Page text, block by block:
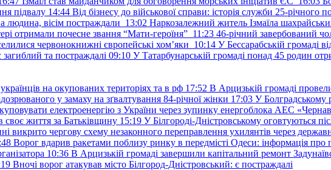
підвалу 14:44 Від бізнесу до військової справи: історія служби 25-
людина, вісім постраждали 13:02 Наркозалежний житель Ізмаїла
отримали почесне звання “Мати-героїня” 11:23 46-річний завербований
червонокнижні європейські хом’яки 10:14 У Бессарабській громаді
та постраждалі 09:10 У Татарбунарській громаді понад 45 родин
на окупованих територіях та в рф 17:52 В Арцизькій громаді
у замаху на зґвалтування 84-річної жінки 17:03 У Болградському
електроенергію з України через зупинку енергоблока АЕС
своє життя за Батьківщину 15:19 У Білгороді-Дністровському оговтуються
викрито чергову схему незаконного переправлення ухилянтів через
Ворог вдарив ракетами поблизу ринку в передмісті Одеси: інформація
10:36 В Арцизькій громаді завершили капітальний ремонт
Вночі ворог атакував місто Білгород-Дністровський: є постраждалі